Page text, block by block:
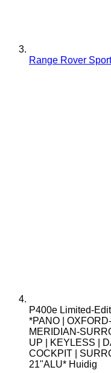
Range Rover Sport
P400e Limited-
*PANO |
MERIDIAN-
UP | KEYLESS |
COCKPIT |
21"ALU* Huidig